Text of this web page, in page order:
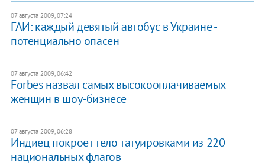
07 августа 2009, 07:24
ГАИ: каждый девятый автобус в Украине -
потенциально опасен
07 августа 2009, 06:42
Forbes назвал самых высокооплачиваемых
женщин в шоу-бизнесе
07 августа 2009, 06:28
Индиец покроет тело татуировками из 220
национальных флагов